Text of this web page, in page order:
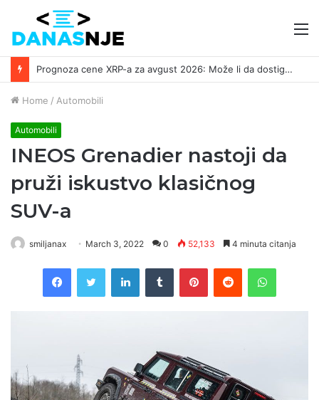
Prognoza cene XRP-a za avgust 2026: Može li da dostigne 1,50 dolara? ￼
Home / Automobili
Automobili
INEOS Grenadier nastoji da
pruži iskustvo klasičnog
SUV-a
smiljanax March 3, 2022 0 52,133 4 minuta citanja
FacebookTwitter LinkedInTumblr PinterestReddit